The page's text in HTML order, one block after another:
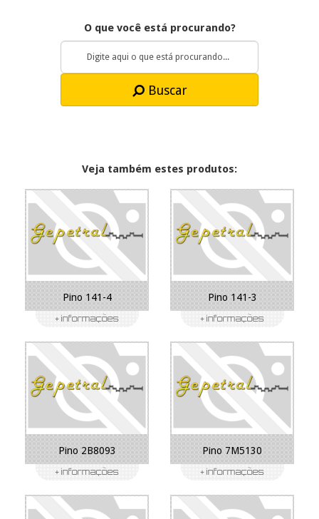
O que você está procurando?
Buscar
Veja também estes produtos:
Pino 141-4 Pino 141-3
Pino 2B8093 Pino 7M5130